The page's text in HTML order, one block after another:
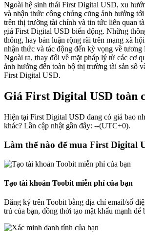
Ngoài hệ sinh thái First Digital USD, xu
và nhận thức công chúng cũng ảnh hưởng
trên thị trường tài chính và tin tức liên quan
giá First Digital USD biến động. Những
thông, hay bàn luận rộng rãi trên mạng xã
nhận thức và tác động đến kỳ vọng về
Ngoài ra, thay đổi về mặt pháp lý từ các cơ
ảnh hưởng đến toàn bộ thị trường tài sản số
First Digital USD.
Giá First Digital USD toàn
Hiện tại First Digital USD đang có giá bao
khác? Lần cập nhật gần đây: --(UTC+0).
Làm thế nào để mua First Digital
Tạo tài khoản Toobit miễn phí của bạn
Đăng ký trên Toobit bằng địa chỉ email/số
trú của bạn, đồng thời tạo mật khẩu mạnh để